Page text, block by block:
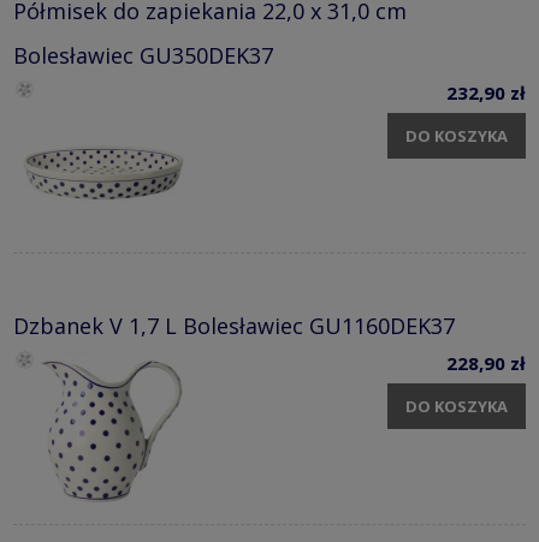
Półmisek do zapiekania 22,0 x 31,0 cm
Bolesławiec GU350DEK37
232,90 zł
DO KOSZYKA
Dzbanek V 1,7 L Bolesławiec GU1160DEK37
228,90 zł
DO KOSZYKA